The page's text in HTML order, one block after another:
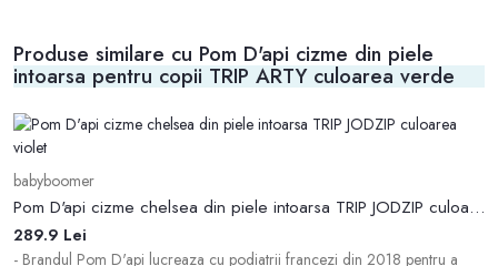
Produse similare cu Pom D'api cizme din piele
intoarsa pentru copii TRIP ARTY culoarea verde
babyboomer
Pom D'api cizme chelsea din piele intoarsa TRIP JODZIP culoarea violet
289.9 Lei
- Brandul Pom D'api lucreaza cu podiatrii francezi din 2018 pentru a